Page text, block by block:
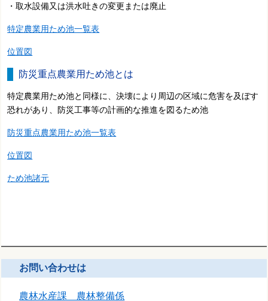
・取水設備又は洪水吐きの変更または廃止
特定農業用ため池一覧表
位置図
防災重点農業用ため池とは
特定農業用ため池と同様に、決壊により周辺の区域に危害を及ぼす
恐れがあり、防災工事等の計画的な推進を図るため池
防災重点農業用ため池一覧表
位置図
ため池諸元
お問い合わせは
農林水産課 農林整備係